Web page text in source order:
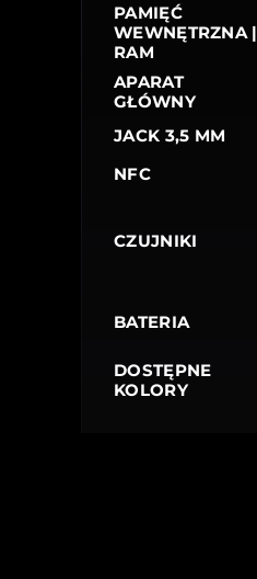
PAMIĘĆ
WEWNĘTRZNA |
RAM
APARAT
GŁÓWNY
JACK 3,5 MM
NFC
CZUJNIKI
BATERIA
DOSTĘPNE
KOLORY